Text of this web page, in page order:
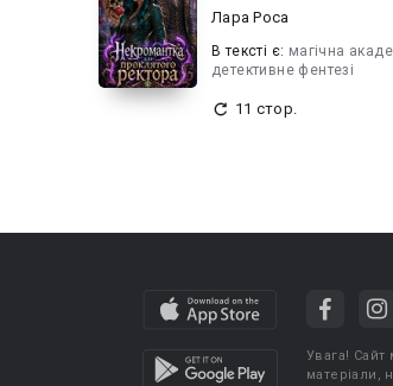
Лара Роса
В текcті є: магічна
детективне фентезі
11 стор.
Увага! Сайт
матеріали,